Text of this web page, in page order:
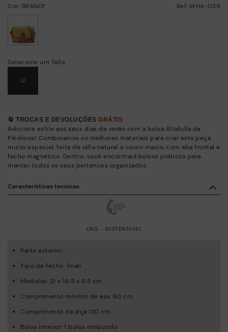
Cor: BRANDY Ref: WHA-1139
Selecione um Talla
U
🔄 TROCAS E DEVOLUÇÕES GRÁTIS
Adicione estilo aos seus dias de verão com a bolsa Altafulla da
Pikolinos! Combinamos os melhores materiais para criar esta peça
muito especial, feita de ráfia natural e couro macio, com aba frontal e
fecho magnético. Dentro, você encontrará bolsos práticos para
manter todos os seus pertences organizados.
Características tecnicas
LWG - SUSTENTÁVEL
Parte exterior:
Tipo de fecho: Íman
Medidas: 21 x 16.5 x 6.5 cm.
Comprimento mínimo de asa: 60 cm
Comprimento da alça 120 cm
Bolso interior: 1 bolso embutido